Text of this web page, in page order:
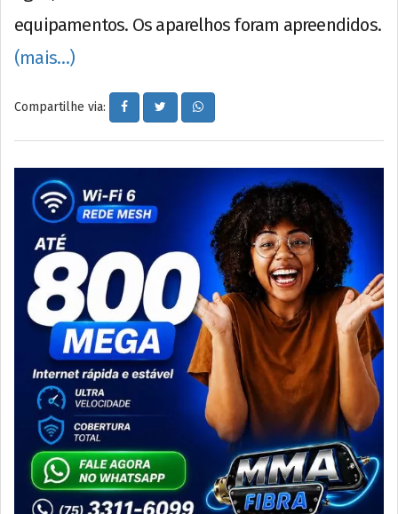
equipamentos. Os aparelhos foram apreendidos.
(mais…)
Compartilhe via: